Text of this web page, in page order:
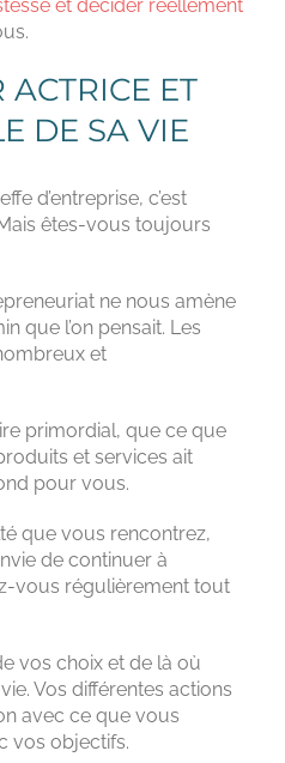
et décider réellement
ET
DE SA VIE
d’entreprise, c’est
êtes-vous toujours
ne nous amène
que l’on pensait. Les
et
primordial, que ce que
et services ait
pour vous.
que vous rencontrez,
de continuer à
vous régulièrement tout
vos choix et de là où
Vos différentes actions
avec ce que vous
vos objectifs.